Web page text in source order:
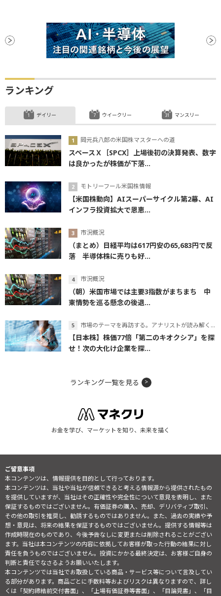
ランキング
デイリー
岡元兵八郎の米国株マスターへの道
スペースＸ［SPCX］上場後初の決算発表、数字
は良かったが株価が下落...
モトリーフール米国株情報
【米国株動向】AIスーパーサイクル第2幕、AI
インフラ投資拡大で恩恵...
市況概況
（まとめ）日経平均は617円安の65,683円で反
落 半導体株に売りも好...
市況概況
（朝）米国市場では主要3指数がまちまち 中
東情勢を巡る懸念の後退...
市場のテーマを再訪する。アナリストが読み解くテーマの本質
【日本株】株価77倍「第二のキオクシア」を探
せ！次の大化け企業を探...
ウイークリー マンスリー
ランキング一覧を見る
お金を学び、マーケットを知り、未来を描く
ご留意事項
本コンテンツは、情報提供を目的として行っております。
本コンテンツは、当社や当社が信頼できると考える情報源から提供されたもの
を提供していますが、当社はその正確性や完全性について意見を表明し、また
保証するものではございません。有価証券の購入、売却、デリバティブ取引、
その他の取引を推奨し、勧誘するものではありません。また、過去の実績や予
想・意見は、将来の結果を保証するものではございません。提供する情報等は
作成時現在のものであり、今後予告なしに変更または削除されることがござい
ます。当社は本コンテンツの内容に依拠してお客様が取った行動の結果に対し
責任を負うものではございません。投資にかかる最終決定は、お客様ご自身の
判断と責任でなさるようお願いいたします。
本コンテンツでは当社でお取扱している商品・サービス等について言及してい
る部分があります。商品ごとに手数料等およびリスクは異なりますので、詳し
くは「契約締結前交付書面」、「上場有価証券等書面」、「目論見書」、「目